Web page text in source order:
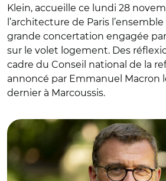
Klein, accueille ce lundi 28
l’architecture de Paris
grande concertation engagée
sur le volet logement. Des
cadre du Conseil national de la
annoncé par Emmanuel Macron
dernier à Marcoussis.